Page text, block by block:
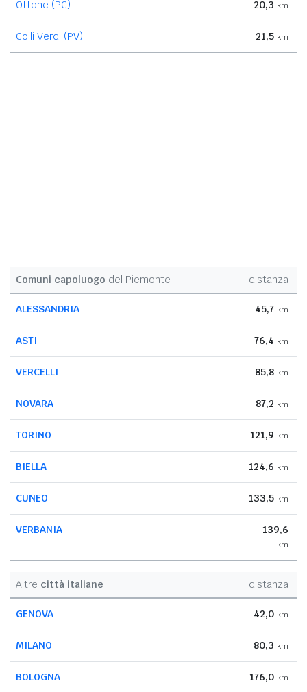
Ottone (PC) 20,3 km
Colli Verdi (PV) 21,5 km
Comuni capoluogo del Piemonte distanza
ALESSANDRIA 45,7 km
ASTI 76,4 km
VERCELLI 85,8 km
NOVARA 87,2 km
TORINO 121,9 km
BIELLA 124,6 km
CUNEO 133,5 km
VERBANIA 139,6
km
Altre città italiane distanza
GENOVA 42,0 km
MILANO 80,3 km
BOLOGNA 176,0 km